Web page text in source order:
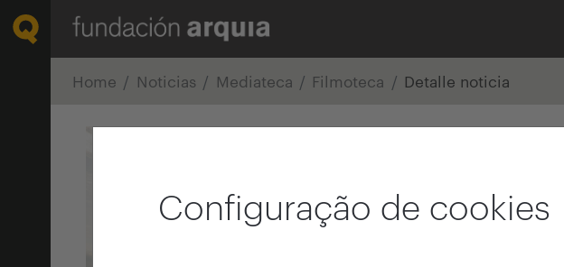
Configuração de cookies
Home Noticias Mediateca Filmoteca Detalle noticia